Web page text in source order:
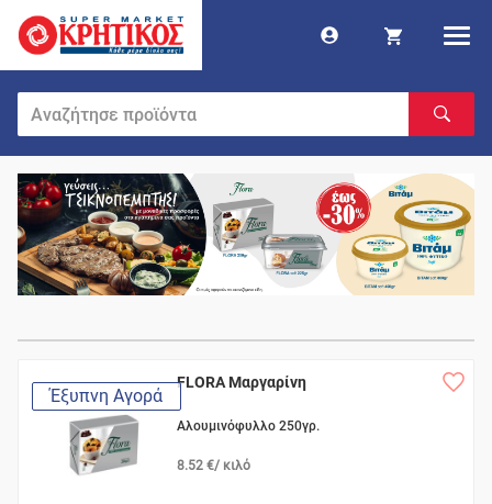
Έξυπνη Αγορά
FLORA Μαργαρίνη
Αλουμινόφυλλο 250γρ.
8.52 €/ κιλό